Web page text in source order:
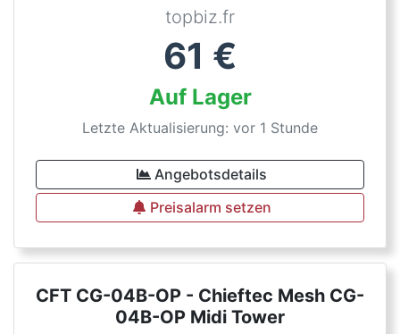
topbiz.fr
61 €
Auf Lager
Letzte Aktualisierung: vor 1 Stunde
Angebotsdetails
Preisalarm setzen
CFT CG-04B-OP - Chieftec Mesh CG-
04B-OP Midi Tower